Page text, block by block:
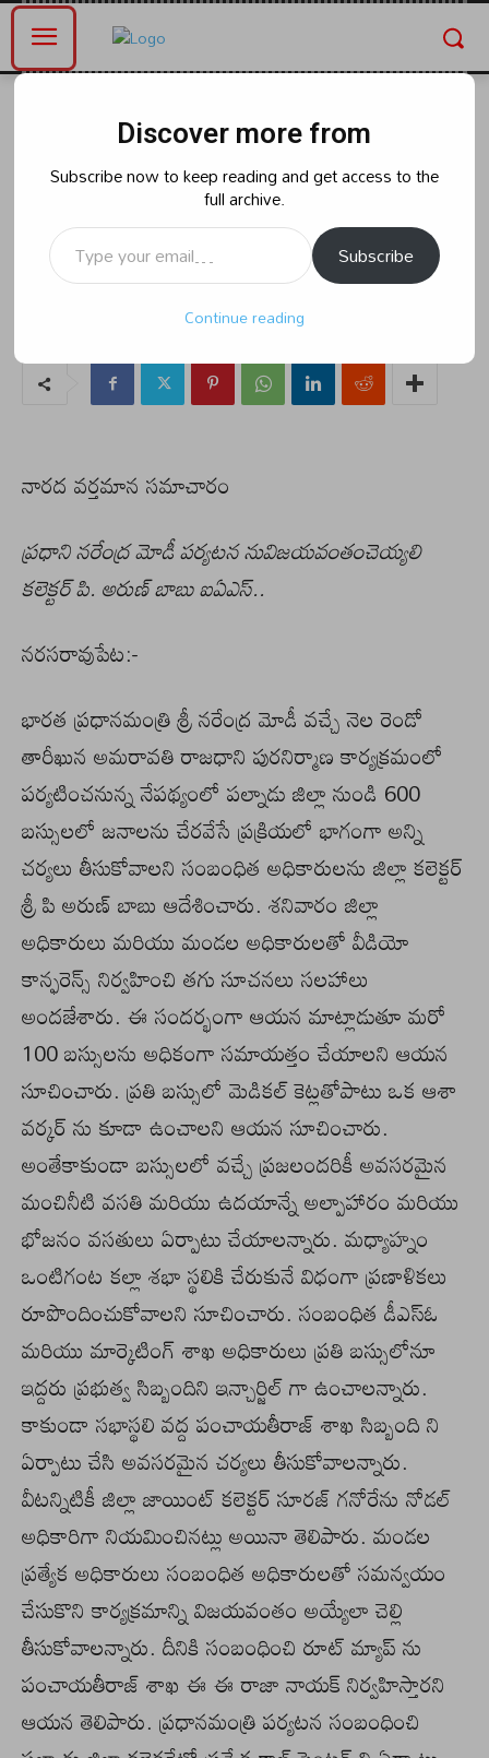
ప్రధాని నరేంద్ర మోడీ పర్యటన
నువిజయవంతంచెయ్యలి కలెక్టర్ పి.
అరుణ్ బాబు ఐఏఎస్..
Sunday, April 27, 2025 6:54 am
నారద వర్తమాన సమాచారం
ప్రధాని నరేంద్ర మోడీ పర్యటన నువిజయవంతంచెయ్యలి
కలెక్టర్ పి. అరుణ్ బాబు ఐఏఎస్..
నరసరావుపేట:-
భారత ప్రధానమంత్రి శ్రీ నరేంద్ర మోడీ వచ్చే నెల రెండో
తారీఖున అమరావతి రాజధాని పురనిర్మాణ కార్యక్రమంలో
పర్యటించనున్న నేపథ్యంలో పల్నాడు జిల్లా నుండి 600
బస్సులలో జనాలను చేరవేసే ప్రక్రియలో భాగంగా అన్ని
చర్యలు తీసుకోవాలని సంబంధిత అధికారులను జిల్లా కలెక్టర్
శ్రీ పి అరుణ్ బాబు ఆదేశించారు. శనివారం జిల్లా
అధికారులు మరియు మండల అధికారులతో వీడియో
కాన్ఫరెన్స్ నిర్వహించి తగు సూచనలు సలహాలు
అందజేశారు. ఈ సందర్భంగా ఆయన మాట్లాడుతూ మరో
100 బస్సులను అధికంగా సమాయత్తం చేయాలని ఆయన
సూచించారు. ప్రతి బస్సులో మెడికల్ కెట్లతోపాటు ఒక ఆశా
వర్కర్ ను కూడా ఉంచాలని ఆయన సూచించారు.
అంతేకాకుండా బస్సులలో వచ్చే ప్రజలందరికీ అవసరమైన
మంచినీటి వసతి మరియు ఉదయాన్నే అల్పాహారం మరియు
భోజనం వసతులు ఏర్పాటు చేయాలన్నారు. మధ్యాహ్నం
ఒంటిగంట కల్లా శభా స్థలికి చేరుకునే విధంగా ప్రణాళికలు
రూపొందించుకోవాలని సూచించారు. సంబంధిత డీఎస్ఓ
మరియు మార్కెటింగ్ శాఖ అధికారులు ప్రతి బస్సులోనూ
ఇద్దరు ప్రభుత్వ సిబ్బందిని ఇన్చార్జిల్ గా ఉంచాలన్నారు.
కాకుండా సభాస్థలి వద్ద పంచాయతీరాజ్ శాఖ సిబ్బంది ని
ఏర్పాటు చేసి అవసరమైన చర్యలు తీసుకోవాలన్నారు.
వీటన్నిటికీ జిల్లా జాయింట్ కలెక్టర్ సూరజ్ గనోరేను నోడల్
అధికారిగా నియమించినట్లు అయినా తెలిపారు. మండల
ప్రత్యేక అధికారులు సంబంధిత అధికారులతో సమన్వయం
చేసుకొని కార్యక్రమాన్ని విజయవంతం అయ్యేలా చెల్లి
తీసుకోవాలన్నారు. దీనికి సంబంధించి రూట్ మ్యాప్ ను
పంచాయతీరాజ్ శాఖ ఈ ఈ రాజా నాయక్ నిర్వహిస్తారని
ఆయన తెలిపారు. ప్రధానమంత్రి పర్యటన సంబంధించి
Discover more from
Subscribe now to keep reading and get access to the
full archive.
Type your email…
Subscribe
Continue reading